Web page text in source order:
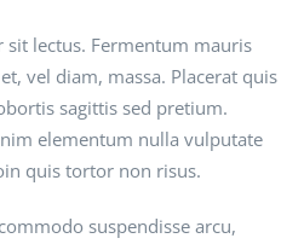
lectus. Fermentum mauris
vel diam, massa. Placerat quis
sagittis sed pretium.
elementum nulla vulputate
quis tortor non risus.
suspendisse arcu,